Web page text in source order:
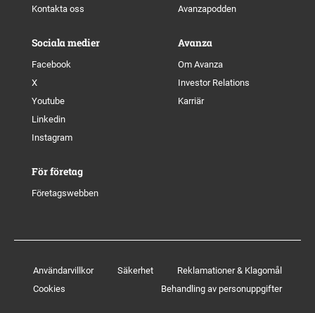
Kontakta oss
Avanzapodden
Sociala medier
Facebook
X
Youtube
Linkedin
Instagram
Avanza
Om Avanza
Investor Relations
Karriär
För företag
Företagswebben
Användarvillkor Säkerhet
Reklamationer & Klagomål
Cookies
Behandling av personuppgifter